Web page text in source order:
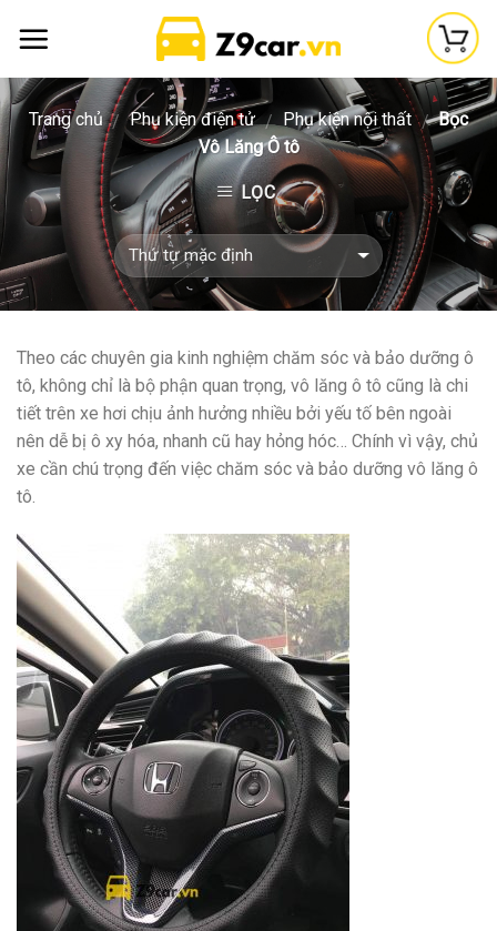
Trang chủ / Phụ kiện điện tử / Phụ kiện nội thất / Bọc
Vô Lăng Ô tô
LỌC
Theo các chuyên gia kinh nghiệm chăm sóc và bảo dưỡng ô
tô, không chỉ là bộ phận quan trọng, vô lăng ô tô cũng là chi
tiết trên xe hơi chịu ảnh hưởng nhiều bởi yếu tố bên ngoài
nên dễ bị ô xy hóa, nhanh cũ hay hỏng hóc… Chính vì vậy, chủ
xe cần chú trọng đến việc chăm sóc và bảo dưỡng vô lăng ô
tô.